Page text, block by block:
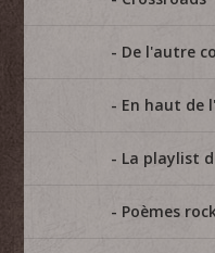
De l'autre
En haut de
La playlist
Poèmes